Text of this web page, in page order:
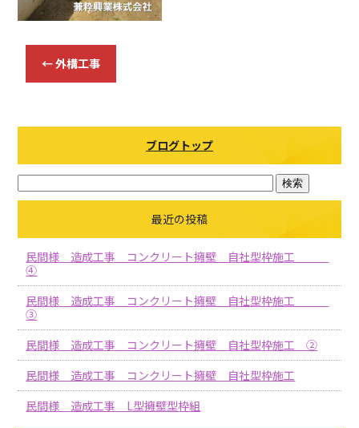
←外構工事
ブログトップ
最近の投稿
民間様 造成工事 コンクリート擁壁 自社型枠施工
④
民間様 造成工事 コンクリート擁壁 自社型枠施工
③
民間様 造成工事 コンクリート擁壁 自社型枠施工 ②
民間様 造成工事 コンクリート擁壁 自社型枠施工
民間様 造成工事 L型擁壁型枠組